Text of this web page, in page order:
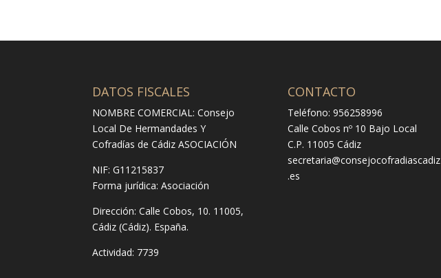
DATOS FISCALES
NOMBRE COMERCIAL: Consejo
Local De Hermandades Y
Cofradías de Cádiz ASOCIACIÓN
NIF: G11215837
Forma jurídica:Asociación
Dirección:Calle Cobos, 10. 11005,
Cádiz (Cádiz). España.
Actividad: 7739
CONTACTO
Teléfono: 956258996
Calle Cobos nº 10 Bajo Local
C.P. 11005 Cádiz
secretaria@consejocofradiascadiz
.es